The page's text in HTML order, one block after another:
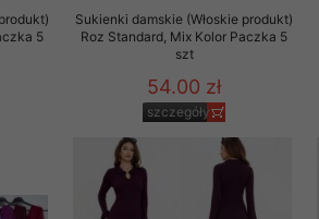
5
Sukienki damskie (Włoskie produkt)
Roz Standard, Mix Kolor Paczka 5
szt
54.00 zł
szczegóły
komputerze Klienta
naszej oferty do
internetowej
tych plików
na komputerze